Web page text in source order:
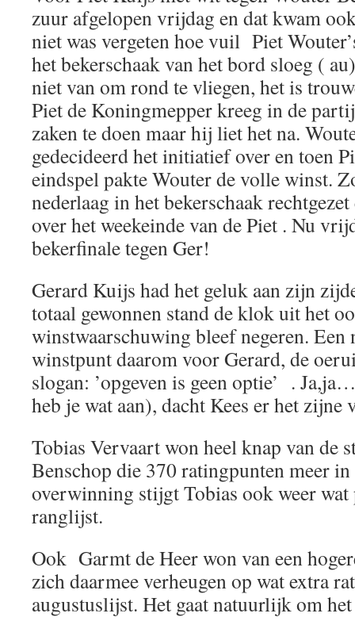
zuur afgelopen vrijdag en dat kwam
niet was vergeten hoe vuil Piet
het bekerschaak van het bord sloeg (
niet van om rond te vliegen, het is
Piet de Koningmepper kreeg in de
zaken te doen maar hij liet het na.
gedecideerd het initiatief over en toen
eindspel pakte Wouter de volle winst.
nederlaag in het bekerschaak
over het weekeinde van de Piet . Nu
bekerfinale tegen Ger!
Gerard Kuijs had het geluk aan zijn
totaal gewonnen stand de klok uit het
winstwaarschuwing bleef negeren.
winstpunt daarom voor Gerard, de
slogan: ’opgeven is geen optie’ .
heb je wat aan), dacht Kees er het
Tobias Vervaart won heel knap van de
Benschop die 370 ratingpunten meer
overwinning stijgt Tobias ook weer wat
ranglijst.
Ook Garmt de Heer won van een
zich daarmee verheugen op wat extra
augustuslijst. Het gaat natuurlijk om